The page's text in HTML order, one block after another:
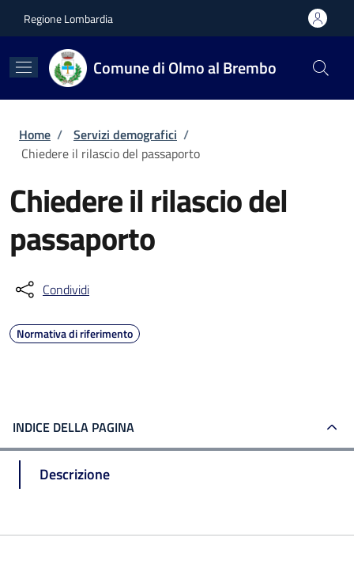
Regione Lombardia
Comune di Olmo al Brembo
Briciole di pane
Home / Servizi demografici /
Chiedere il rilascio del passaporto
Chiedere il rilascio del
passaporto
Condividi
Normativa di riferimento
INDICE DELLA PAGINA
Descrizione